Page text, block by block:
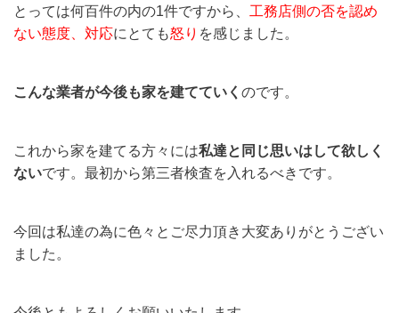
とっては何百件の内の1件ですから、 工務店側の否を認め
ない態度、対応にとても怒り を感じました。
こんな業者が今後も家を建てていく のです。
これから家を建てる方々には私達と同じ思いはして欲しく
ないです。最初から第三者検査を入れるべきです。
今回は私達の為に色々とご尽力頂き大変ありがとうござい
ました。